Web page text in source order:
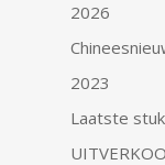
2026
2023
Laatste